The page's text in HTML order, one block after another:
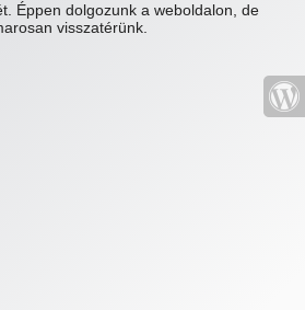
Éppen dolgozunk a weboldalon, de
visszatérünk.